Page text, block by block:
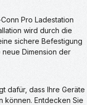
Pro Ladestation
wird durch die
sichere Befestigung
Dimension der
dafür, dass Ihre Geräte
können. Entdecken Sie